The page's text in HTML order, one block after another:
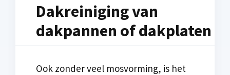
Dakreiniging van
dakpannen of dakplaten
Ook zonder veel mosvorming, is het